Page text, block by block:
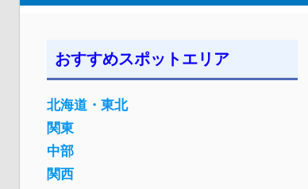
おすすめスポットエリア
北海道・東北
関東
中部
関西